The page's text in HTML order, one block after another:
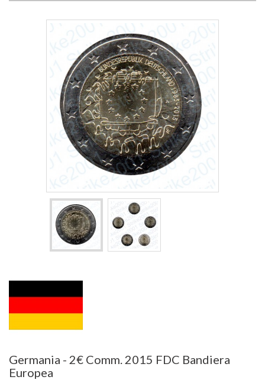
Germania - 2€ Comm. 2015 FDC Bandiera
Europea